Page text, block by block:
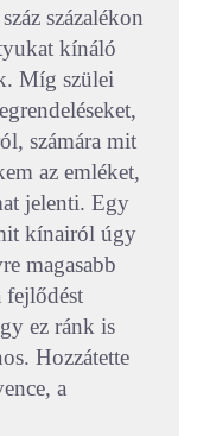
százalékon
kínáló
Míg szülei
számára mit
az emléket,
jelenti. Egy
kínairól úgy
magasabb
fejlődést
ez ránk is
Hozzátette
a